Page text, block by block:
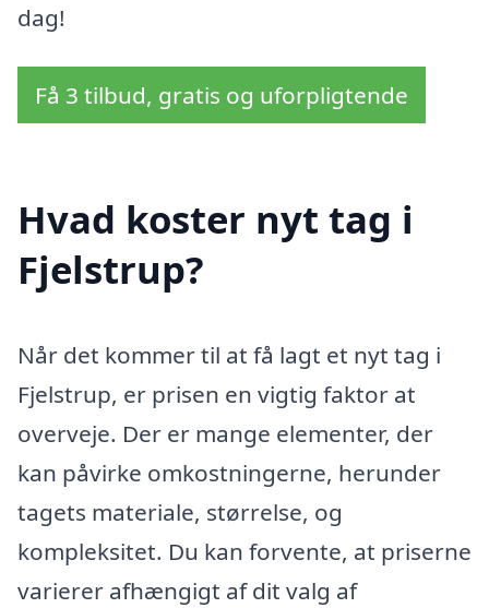
dag!
Få 3 tilbud, gratis og uforpligtende
Hvad koster nyt tag i
Fjelstrup?
Når det kommer til at få lagt et nyt tag i
Fjelstrup, er prisen en vigtig faktor at
overveje. Der er mange elementer, der
kan påvirke omkostningerne, herunder
tagets materiale, størrelse, og
kompleksitet. Du kan forvente, at priserne
varierer afhængigt af dit valg af